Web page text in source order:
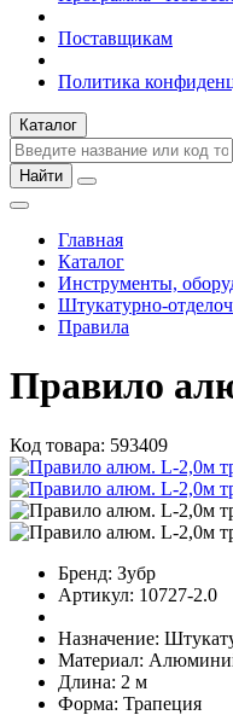
Поставщикам
Политика
Каталог
Найти
Главная
Каталог
Инструменты,
Штукатурно-
Правила
Правило
Код товара: 593409
Бренд: Зубр
Артикул: 10727-2.0
Назначение:
Материал:
Длина: 2 м
Форма: Трапеция